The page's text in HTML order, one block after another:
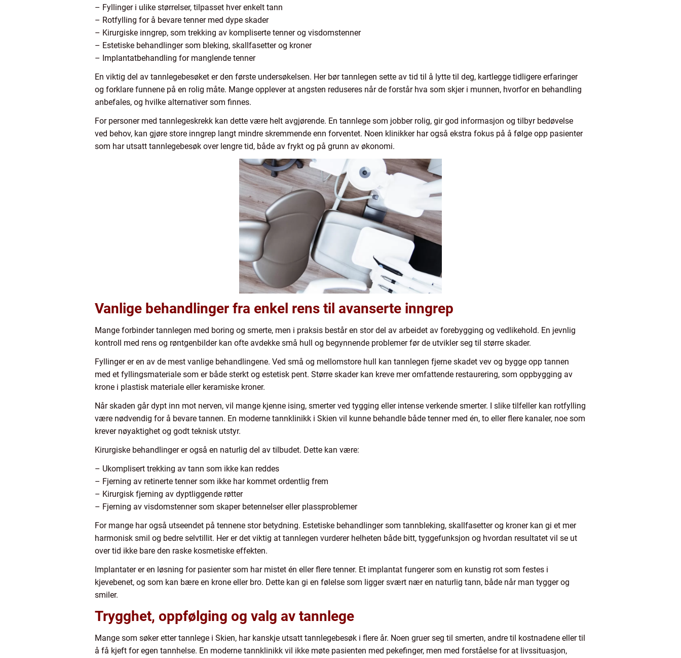
– Fyllinger i ulike størrelser, tilpasset hver enkelt tann
– Rotfylling for å bevare tenner med dype skader
– Kirurgiske inngrep, som trekking av kompliserte tenner og visdomstenner
– Estetiske behandlinger som bleking, skallfasetter og kroner
– Implantatbehandling for manglende tenner
En viktig del av tannlegebesøket er den første undersøkelsen. Her bør tannlegen sette av tid til å lytte til deg, kartlegge tidligere erfaringer
og forklare funnene på en rolig måte. Mange opplever at angsten reduseres når de forstår hva som skjer i munnen, hvorfor en behandling
anbefales, og hvilke alternativer som finnes.
For personer med tannlegeskrekk kan dette være helt avgjørende. En tannlege som jobber rolig, gir god informasjon og tilbyr bedøvelse
ved behov, kan gjøre store inngrep langt mindre skremmende enn forventet. Noen klinikker har også ekstra fokus på å følge opp pasienter
som har utsatt tannlegebesøk over lengre tid, både av frykt og på grunn av økonomi.
Vanlige behandlinger fra enkel rens til avanserte inngrep
Mange forbinder tannlegen med boring og smerte, men i praksis består en stor del av arbeidet av forebygging og vedlikehold. En jevnlig
kontroll med rens og røntgenbilder kan ofte avdekke små hull og begynnende problemer før de utvikler seg til større skader.
Fyllinger er en av de mest vanlige behandlingene. Ved små og mellomstore hull kan tannlegen fjerne skadet vev og bygge opp tannen
med et fyllingsmateriale som er både sterkt og estetisk pent. Større skader kan kreve mer omfattende restaurering, som oppbygging av
krone i plastisk materiale eller keramiske kroner.
Når skaden går dypt inn mot nerven, vil mange kjenne ising, smerter ved tygging eller intense verkende smerter. I slike tilfeller kan rotfylling
være nødvendig for å bevare tannen. En moderne tannklinikk i Skien vil kunne behandle både tenner med én, to eller flere kanaler, noe som
krever nøyaktighet og godt teknisk utstyr.
Kirurgiske behandlinger er også en naturlig del av tilbudet. Dette kan være:
– Ukomplisert trekking av tann som ikke kan reddes
– Fjerning av retinerte tenner som ikke har kommet ordentlig frem
– Kirurgisk fjerning av dyptliggende røtter
– Fjerning av visdomstenner som skaper betennelser eller plassproblemer
For mange har også utseendet på tennene stor betydning. Estetiske behandlinger som tannbleking, skallfasetter og kroner kan gi et mer
harmonisk smil og bedre selvtillit. Her er det viktig at tannlegen vurderer helheten både bitt, tyggefunksjon og hvordan resultatet vil se ut
over tid ikke bare den raske kosmetiske effekten.
Implantater er en løsning for pasienter som har mistet én eller flere tenner. Et implantat fungerer som en kunstig rot som festes i
kjevebenet, og som kan bære en krone eller bro. Dette kan gi en følelse som ligger svært nær en naturlig tann, både når man tygger og
smiler.
Trygghet, oppfølging og valg av tannlege
Mange som søker etter tannlege i Skien, har kanskje utsatt tannlegebesøk i flere år. Noen gruer seg til smerten, andre til kostnadene eller til
å få kjeft for egen tannhelse. En moderne tannklinikk vil ikke møte pasienten med pekefinger, men med forståelse for at livssituasjon,